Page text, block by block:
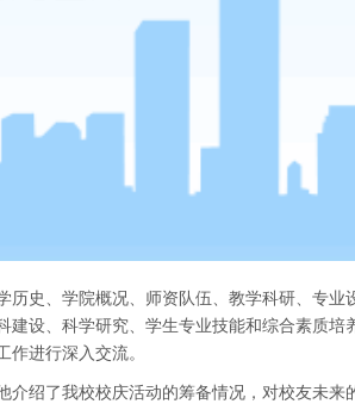
史、学院概况、师资队伍、教学科研、专业
建设、科学研究、学生专业技能和综合素质培
进行深入交流。
介绍了我校校庆活动的筹备情况，对校友未来